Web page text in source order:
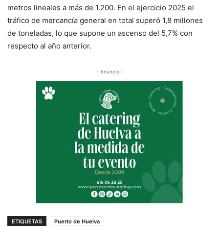
metros lineales a más de 1.200. En el ejercicio 2025 el
tráfico de mercancía general en total superó 1,8 millones
de toneladas, lo que supone un ascenso del 5,7% con
respecto al año anterior.
- Anuncio -
ETIQUETAS Puerto de Huelva